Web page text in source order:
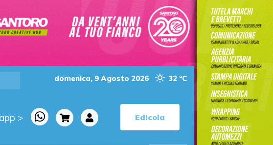
domenica, 9 Agosto 2026 32 °C
> Edicola